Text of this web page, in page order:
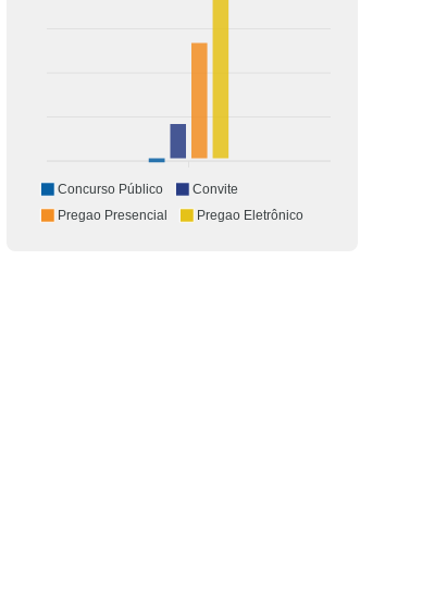
Concurso Público
Convite
Pregao Presencial
Pregao Eletrônico